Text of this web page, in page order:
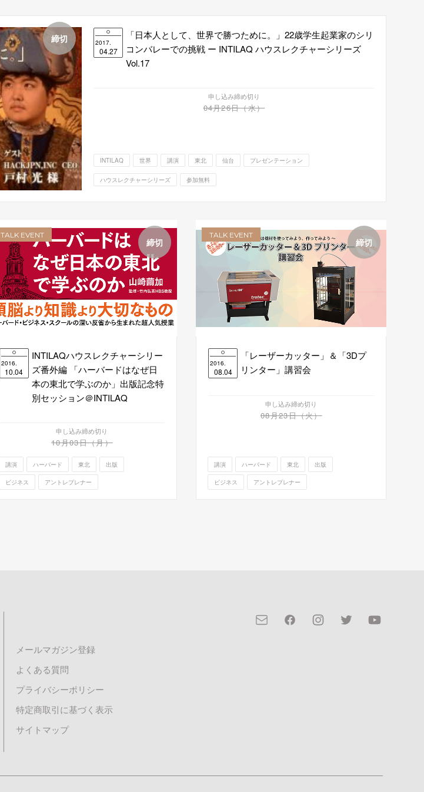
締切 2017.
04.27
「日本人として、世界で勝つために。」22歳学生起業家のシリ
コンバレーでの挑戦 ー INTILAQ ハウスレクチャーシリーズ
Vol.17
申し込み締め切り
04月26日（水）
INTILAQ 世界 講演 東北 仙台 プレゼンテーション
ハウスレクチャーシリーズ 参加無料
締切
2016.
10.04
INTILAQハウスレクチャーシリー
ズ番外編 「ハーバードはなぜ日
本の東北で学ぶのか」出版記念特
別セッション＠INTILAQ
申し込み締め切り
10月03日（月）
TALK EVENT
講演 ハーバード 東北 出版
ビジネス アントレプレナー
締切
2016.
08.04
「レーザーカッター」＆「3Dプ
リンター」講習会
申し込み締め切り
08月23日（火）
TALK EVENT
講演 ハーバード 東北 出版
ビジネス アントレプレナー
メールマガジン登録
よくある質問
プライバシーポリシー
特定商取引に基づく表示
サイトマップ